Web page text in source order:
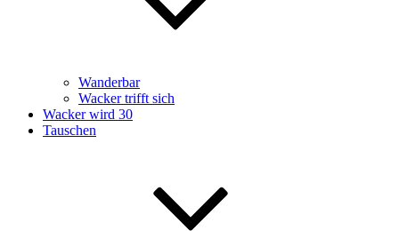
Wanderbar
Wacker trifft sich
Wacker wird 30
Tauschen